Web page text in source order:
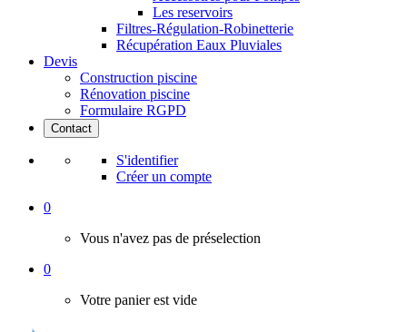
Les reservoirs
Filtres-Régulation-Robinetterie
Récupération Eaux Pluviales
Devis
Construction piscine
Rénovation piscine
Formulaire RGPD
Contact
S'identifier
Créer un compte
0
Vous n'avez pas de préselection
0
Votre panier est vide